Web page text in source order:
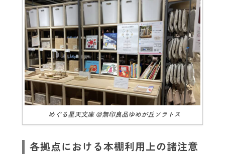
めぐる星天文庫 ＠無印良品ゆめが丘ソラトス
各拠点における本棚利用上の諸注意